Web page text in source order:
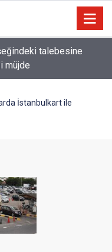
rekor ceza: 567
İstanbulkart ile